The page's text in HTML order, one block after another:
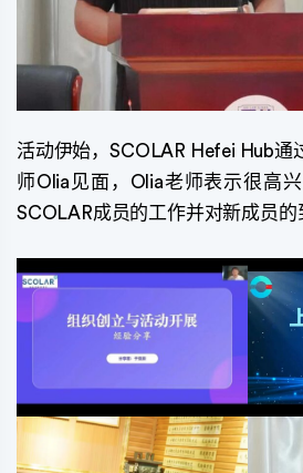
活动伊始，SCOLAR Hefei Hub通
师Olia见面，Olia老师表示很高
SCOLAR成员的工作并对新成员的